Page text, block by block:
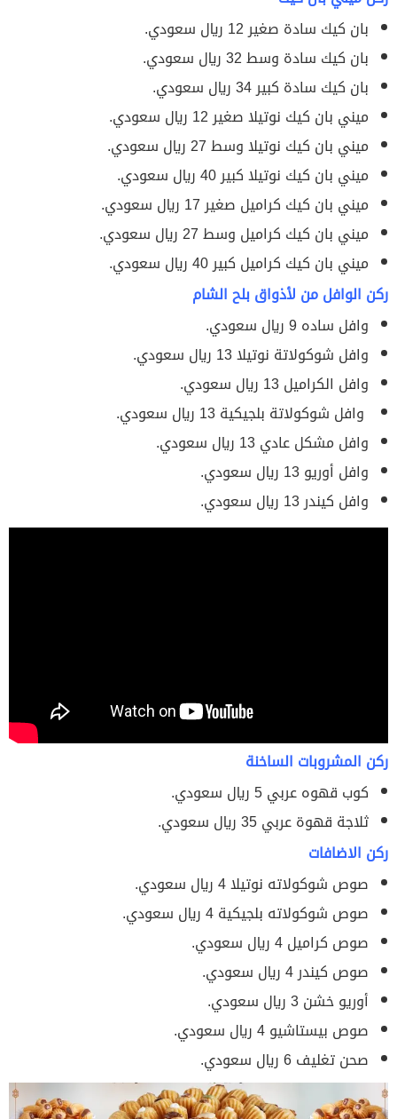
بان كيك سادة صغير 12 ريال سعودي.
بان كيك سادة وسط 32 ريال سعودي.
بان كيك سادة كبير 34 ريال سعودي.
ميني بان كيك نوتيلا صغير 12 ريال سعودي.
ميني بان كيك نوتيلا وسط 27 ريال سعودي.
ميني بان كيك نوتيلا كبير 40 ريال سعودي.
ميني بان كيك كراميل صغير 17 ريال سعودي.
ميني بان كيك كراميل وسط 27 ريال سعودي.
ميني بان كيك كراميل كبير 40 ريال سعودي.
ركن الوافل من لأذواق بلح الشام
وافل ساده 9 ريال سعودي.
وافل شوكولاتة نوتيلا 13 ريال سعودي.
وافل الكراميل 13 ريال سعودي.
وافل شوكولاتة بلجيكية 13 ريال سعودي.
وافل مشكل عادي 13 ريال سعودي.
وافل أوريو 13 ريال سعودي.
وافل كيندر 13 ريال سعودي.
ركن المشروبات الساخنة
كوب قهوه عربي 5 ريال سعودي.
ثلاجة قهوة عربي 35 ريال سعودي.
ركن الاضافات
صوص شوكولاته نوتيلا 4 ريال سعودي.
صوص شوكولاته بلجيكية 4 ريال سعودي.
صوص كراميل 4 ريال سعودي.
صوص كيندر 4 ريال سعودي.
أوريو خشن 3 ريال سعودي.
صوص بيستاشيو 4 ريال سعودي.
صحن تغليف 6 ريال سعودي.